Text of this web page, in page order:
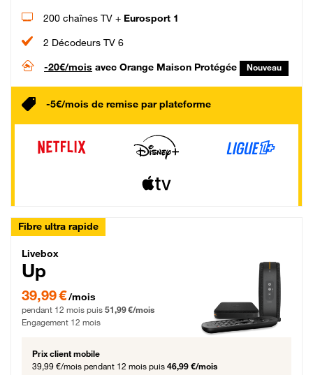
200 chaînes TV + Eurosport 1
2 Décodeurs TV 6
-20€/mois avec Orange Maison Protégée Nouveau
-5€/mois de remise par plateforme
Fibre ultra rapide
Livebox Up Fibre
Livebox
Up
39,99 € par mois pendant 12 mois puis 51,99 € par mois, Engagement 12 mois
39,99 €/mois
pendant 12 mois puis 51,99 €/mois
Engagement 12 mois
Prix client mobile
39,99 €/mois pendant 12 mois puis 46,99 €/mois